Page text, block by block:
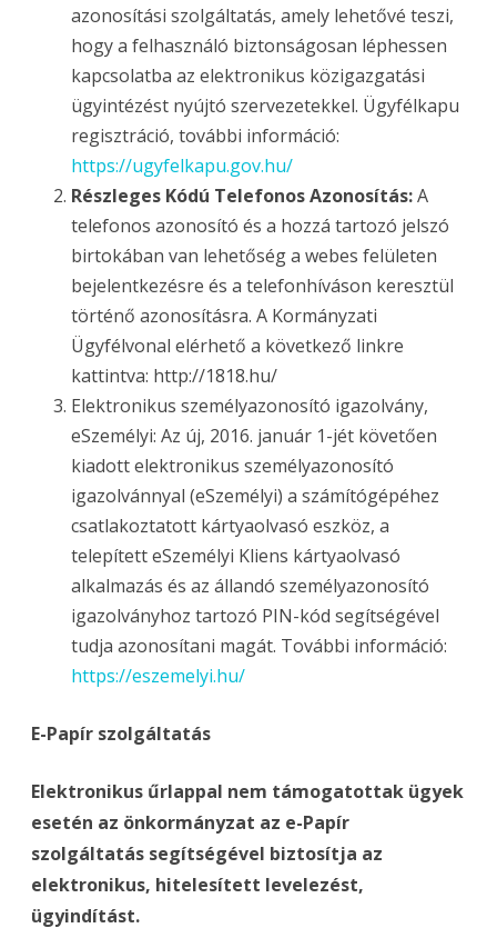
azonosítási szolgáltatás, amely lehetővé teszi,
hogy a felhasználó biztonságosan léphessen
kapcsolatba az elektronikus közigazgatási
ügyintézést nyújtó szervezetekkel. Ügyfélkapu
regisztráció, további információ:
https://ugyfelkapu.gov.hu/
Részleges Kódú Telefonos Azonosítás:A
telefonos azonosító és a hozzá tartozó jelszó
birtokában van lehetőség a webes felületen
bejelentkezésre és a telefonhíváson keresztül
történő azonosításra. A Kormányzati
Ügyfélvonal elérhető a következő linkre
kattintva: http://1818.hu/
Elektronikus személyazonosító igazolvány,
eSzemélyi: Az új, 2016. január 1-jét követően
kiadott elektronikus személyazonosító
igazolvánnyal (eSzemélyi) a számítógépéhez
csatlakoztatott kártyaolvasó eszköz, a
telepített eSzemélyi Kliens kártyaolvasó
alkalmazás és az állandó személyazonosító
igazolványhoz tartozó PIN-kód segítségével
tudja azonosítani magát. További információ:
https://eszemelyi.hu/
E-Papír szolgáltatás
Elektronikus űrlappal nem támogatottak ügyek
esetén az önkormányzat az e-Papír
szolgáltatás segítségével biztosítja az
elektronikus, hitelesített levelezést,
ügyindítást.